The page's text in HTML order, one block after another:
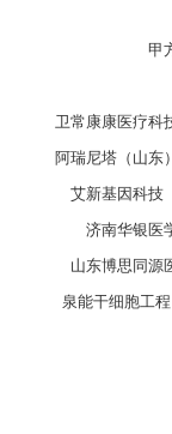
甲
卫常康康医疗科
阿瑞尼塔（山东
艾新基因科技
济南华银医
山东博思同源
泉能干细胞工